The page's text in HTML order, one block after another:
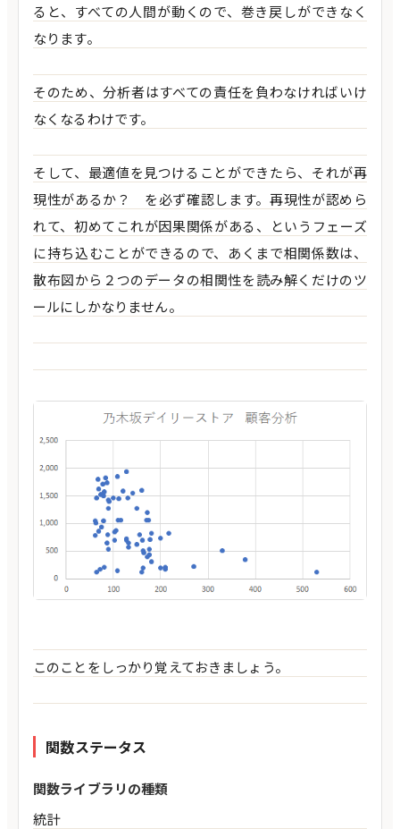
ると、すべての人間が動くので、巻き戻しができなく
なります。
そのため、分析者はすべての責任を負わなければいけ
なくなるわけです。
そして、最適値を見つけることができたら、それが再
現性があるか？ を必ず確認します。再現性が認めら
れて、初めてこれが因果関係がある、というフェーズ
に持ち込むことができるので、あくまで相関係数は、
散布図から２つのデータの相関性を読み解くだけのツ
ールにしかなりません。
このことをしっかり覚えておきましょう。
関数ステータス
関数ライブラリの種類
統計